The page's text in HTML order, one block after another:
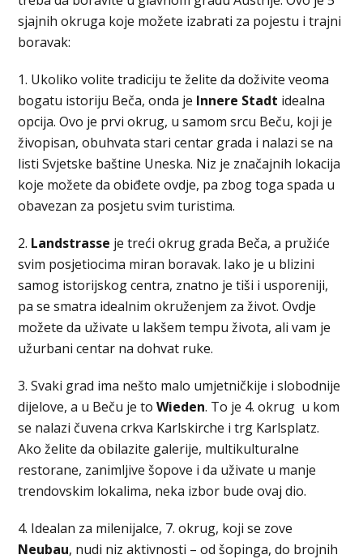
sjajnih okruga koje možete izabrati za pojestu i trajni
boravak:
1. Ukoliko volite tradiciju te želite da doživite veoma
bogatu istoriju Beča, onda je Innere Stadt idealna
opcija. Ovo je prvi okrug, u samom srcu Beču, koji je
živopisan, obuhvata stari centar grada i nalazi se na
listi Svjetske baštine Uneska. Niz je značajnih lokacija
koje možete da obiđete ovdje, pa zbog toga spada u
obavezan za posjetu svim turistima.
2. Landstrasse je treći okrug grada Beča, a pružiće
svim posjetiocima miran boravak. Iako je u blizini
samog istorijskog centra, znatno je tiši i usporeniji,
pa se smatra idealnim okruženjem za život. Ovdje
možete da uživate u lakšem tempu života, ali vam je
užurbani centar na dohvat ruke.
3. Svaki grad ima nešto malo umjetničkije i slobodnije
dijelove, a u Beču je toWieden. To je 4. okrug u kom
se nalazi čuvena crkva Karlskirche i trg Karlsplatz.
Ako želite da obilazite galerije, multikulturalne
restorane, zanimljive šopove i da uživate u manje
trendovskim lokalima, neka izbor bude ovaj dio.
4. Idealan za milenijalce, 7. okrug, koji se zove
Neubau, nudi niz aktivnosti – od šopinga, do brojnih